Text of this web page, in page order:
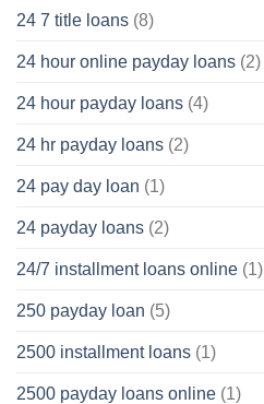
24 7 title loans (8)
24 hour online payday loans (2)
24 hour payday loans (4)
24 hr payday loans (2)
24 pay day loan (1)
24 payday loans (2)
24/7 installment loans online (1)
250 payday loan (5)
2500 installment loans (1)
2500 payday loans online (1)